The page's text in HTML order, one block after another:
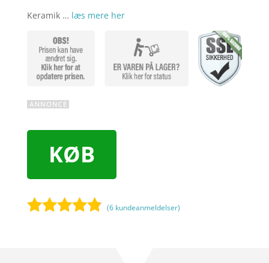
Keramik … læs mere her
KØB
(6 kundeanmeldelser)